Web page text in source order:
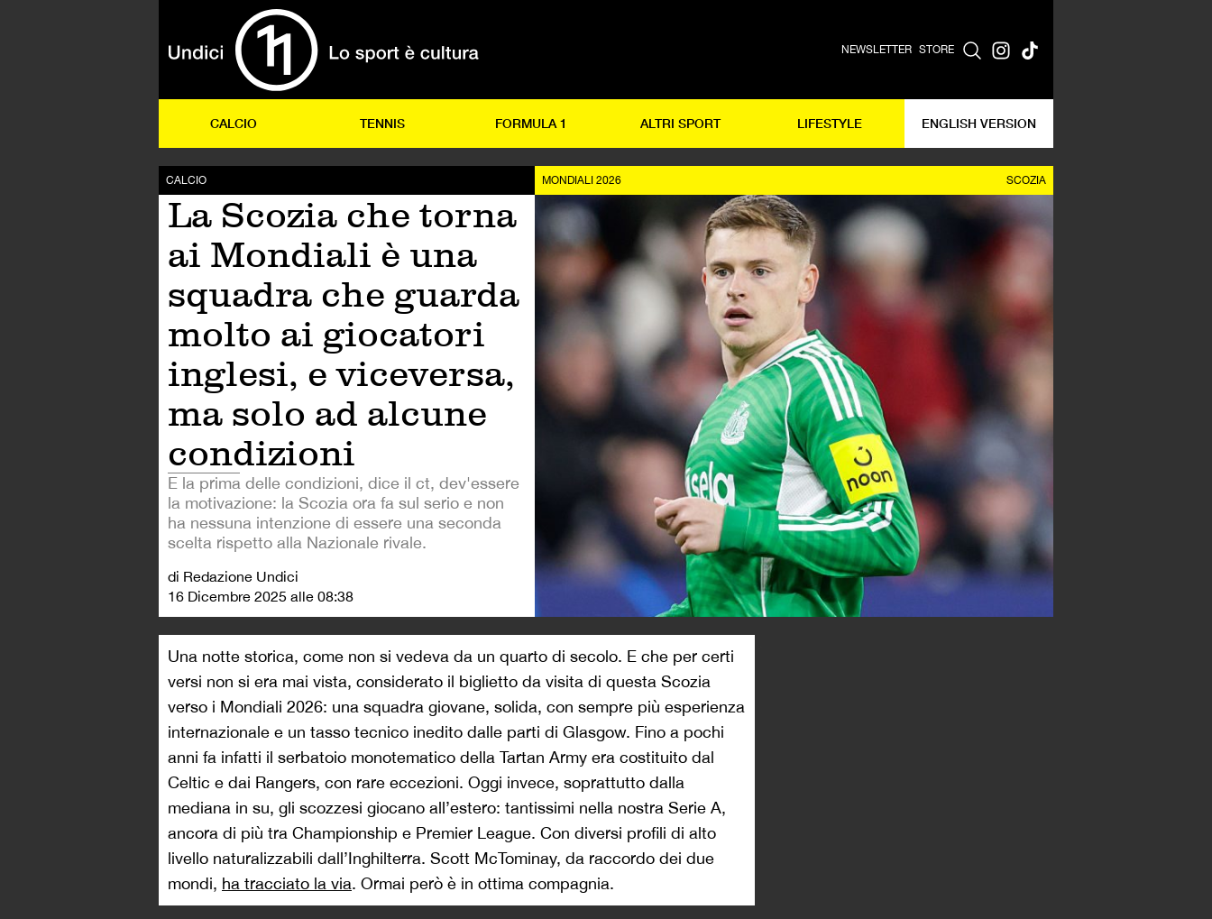
NEWSLETTER STORE
CALCIO TENNIS FORMULA 1 ALTRI SPORT LIFESTYLE ENGLISH VERSION
CALCIO
La Scozia che torna
ai Mondiali è una
squadra che guarda
molto ai giocatori
inglesi, e viceversa,
ma solo ad alcune
condizioni
E la prima delle condizioni, dice il ct, dev'essere
la motivazione: la Scozia ora fa sul serio e non
ha nessuna intenzione di essere una seconda
scelta rispetto alla Nazionale rivale.
di Redazione Undici
16 Dicembre 2025 alle 08:38
MONDIALI 2026 SCOZIA
Una notte storica, come non si vedeva da un quarto di secolo. E che per certi
versi non si era mai vista, considerato il biglietto da visita di questa Scozia
verso i Mondiali 2026: una squadra giovane, solida, con sempre più esperienza
internazionale e un tasso tecnico inedito dalle parti di Glasgow. Fino a pochi
anni fa infatti il serbatoio monotematico della Tartan Army era costituito dal
Celtic e dai Rangers, con rare eccezioni. Oggi invece, soprattutto dalla
mediana in su, gli scozzesi giocano all’estero: tantissimi nella nostra Serie A,
ancora di più tra Championship e Premier League. Con diversi profili di alto
livello naturalizzabili dall’Inghilterra. Scott McTominay, da raccordo dei due
mondi, ha tracciato la via. Ormai però è in ottima compagnia.